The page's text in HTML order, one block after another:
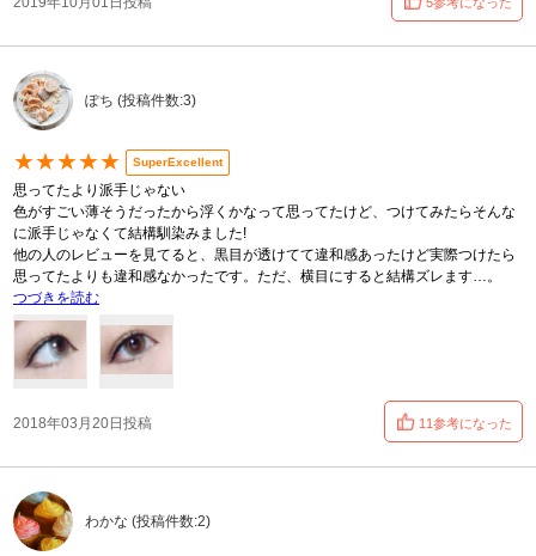
ぽち (投稿件数:3)
★★★★★ SuperExcellent
思ってたより派手じゃない
色がすごい薄そうだったから浮くかなって思ってたけど、つけてみたらそんな
に派手じゃなくて結構馴染みました!
他の人のレビューを見てると、黒目が透けてて違和感あったけど実際つけたら
思ってたよりも違和感なかったです。ただ、横目にすると結構ズレます…。
つづきを読む
2018年03月20日投稿 11参考になった
わかな (投稿件数:2)